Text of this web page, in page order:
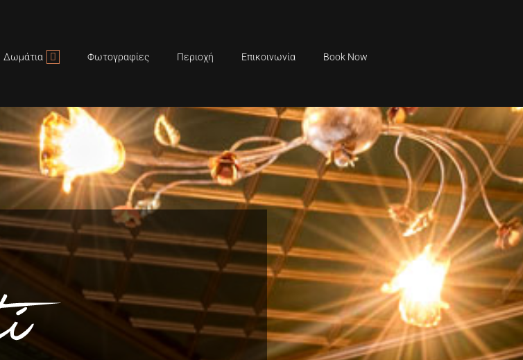
Δωμάτια Φωτογραφίες Περιοχή Επικοινωνία Book Now